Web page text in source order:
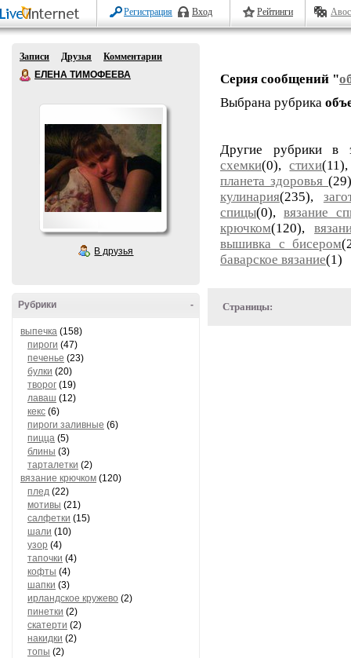
Регистрация Вход Рейтинги
Записи Друзья
Комментарии
ЕЛЕНА ТИМОФЕЕВА
В друзья
-
Рубрики
выпечка (158)
пироги (47)
печенье (23)
булки (20)
творог (19)
лаваш (12)
кекс (6)
пироги заливные (6)
пицца (5)
блины (3)
тарталетки (2)
вязание крючком (120)
плед (22)
мотивы (21)
салфетки (15)
шали (10)
узор (4)
тапочки (4)
кофты (4)
шапки (3)
ирландское кружево (2)
пинетки (2)
скатерти (2)
накидки (2)
топы (2)
Серия сообщений "
Выбрана рубрика
Другие рубрики в
схемки(0),стихи
планета здоровья
кулинария(235),
спицы(0),вязание
крючком(120),
вышивка с бисером
баварское вязание(1)
Страницы: